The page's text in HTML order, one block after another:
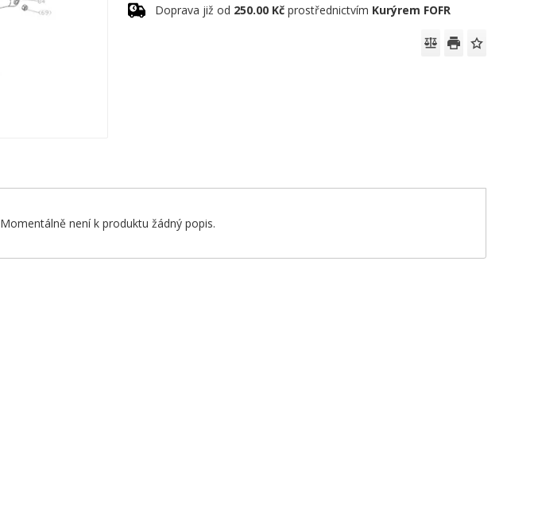
Doprava již od 250.00 Kčprostřednictvím Kurýrem FOFR
Momentálně není k produktu žádný popis.